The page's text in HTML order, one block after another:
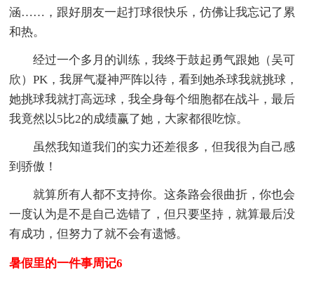
涵……，跟好朋友一起打球很快乐，仿佛让我忘记了累
和热。
经过一个多月的训练，我终于鼓起勇气跟她（吴可
欣）PK，我屏气凝神严阵以待，看到她杀球我就挑球，
她挑球我就打高远球，我全身每个细胞都在战斗，最后
我竟然以5比2的成绩赢了她，大家都很吃惊。
虽然我知道我们的实力还差很多，但我很为自己感
到骄傲！
就算所有人都不支持你。这条路会很曲折，你也会
一度认为是不是自己选错了，但只要坚持，就算最后没
有成功，但努力了就不会有遗憾。
暑假里的一件事周记6